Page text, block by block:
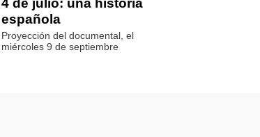
4 de julio: una historia
española
Proyección del documental, el
miércoles 9 de septiembre